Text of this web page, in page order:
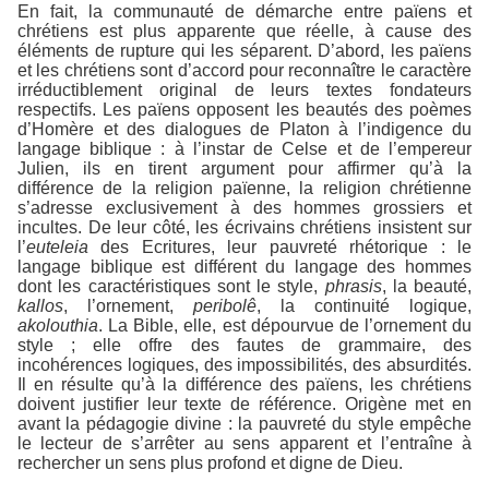
En fait, la communauté de démarche entre païens et
chrétiens est plus apparente que réelle, à cause des
éléments de rupture qui les séparent. D’abord, les païens
et les chrétiens sont d’accord pour reconnaître le caractère
irréductiblement original de leurs textes fondateurs
respectifs. Les païens opposent les beautés des poèmes
d’Homère et des dialogues de Platon à l’indigence du
langage biblique : à l’instar de Celse et de l’empereur
Julien, ils en tirent argument pour affirmer qu’à la
différence de la religion païenne, la religion chrétienne
s’adresse exclusivement à des hommes grossiers et
incultes. De leur côté, les écrivains chrétiens insistent sur
l’euteleia des Ecritures, leur pauvreté rhétorique : le
langage biblique est différent du langage des hommes
dont les caractéristiques sont le style, phrasis, la beauté,
kallos, l’ornement, peribolê, la continuité logique,
akolouthia. La Bible, elle, est dépourvue de l’ornement du
style ; elle offre des fautes de grammaire, des
incohérences logiques, des impossibilités, des absurdités.
Il en résulte qu’à la différence des païens, les chrétiens
doivent justifier leur texte de référence. Origène met en
avant la pédagogie divine : la pauvreté du style empêche
le lecteur de s’arrêter au sens apparent et l’entraîne à
rechercher un sens plus profond et digne de Dieu.